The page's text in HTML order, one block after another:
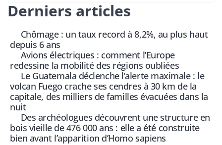
Derniers articles
Chômage : un taux record à 8,2%, au plus haut
depuis 6 ans
Avions électriques : comment l’Europe
redessine la mobilité des régions oubliées
Le Guatemala déclenche l’alerte maximale : le
volcan Fuego crache ses cendres à 30 km de la
capitale, des milliers de familles évacuées dans la
nuit
Des archéologues découvrent une structure en
bois vieille de 476 000 ans : elle a été construite
bien avant l’apparition d’Homo sapiens